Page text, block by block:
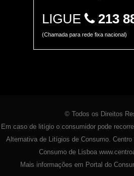
LIGUE 213
(Chamada para rede fixa nacional)
© Todos os Direitos
Em caso de litígio o consumidor pode
Alternativa de Litígios de Consumo.
Consumo de Lisboa
Mais informações em Portal do